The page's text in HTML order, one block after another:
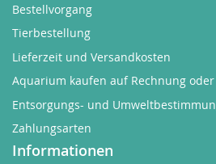
Bestellvorgang
Tierbestellung
Lieferzeit und Versandkosten
Aquarium kaufen auf Rechnung
Entsorgungs- und
Zahlungsarten
Informationen